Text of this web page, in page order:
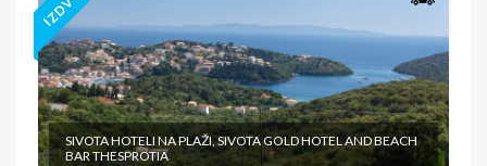
SIVOTA HOTELI NA PLAŽI, SIVOTA GOLD HOTEL AND BEACH
BAR THESPROTIA